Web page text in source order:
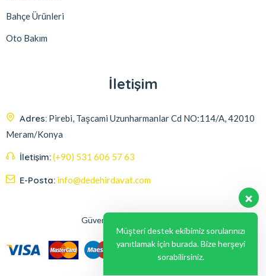
Bahçe Ürünleri
Oto Bakım
İletişim
Adres: Pirebi, Taşcami Uzunharmanlar Cd NO:114/A, 42010
Meram/Konya
İletişim:(+90) 531 606 57 63
E-Posta: info@dedehirdavat.com
Güvenli Ödeme Seçenekleri
Müşteri destek ekibimiz sorularınızı
yanıtlamak için burada. Bize herşeyi
sorabilirsiniz.